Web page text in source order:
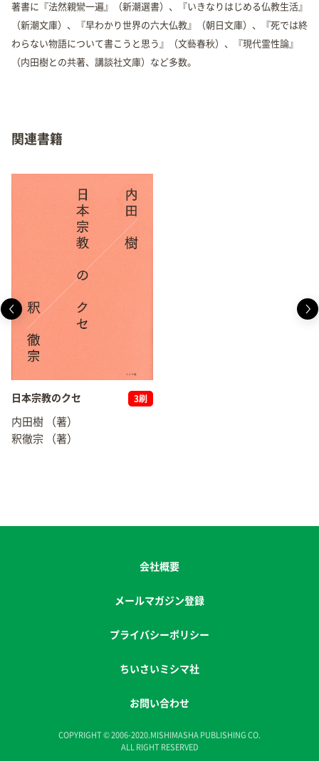
著書に『法然親鸞一遍』（新潮選書）、『いきなりはじめる仏教生活』
（新潮文庫）、『早わかり世界の六大仏教』（朝日文庫）、『死では終
わらない物語について書こうと思う』（文藝春秋）、『現代霊性論』
（内田樹との共著、講談社文庫）など多数。
関連書籍
日本宗教のクセ 3刷
内田樹
（著）
釈徹宗
（著）
会社概要
メールマガジン登録
プライバシーポリシー
ちいさいミシマ社
お問い合わせ
COPYRIGHT © 2006-2020.MISHIMASHA PUBLISHING CO.
ALL RIGHT RESERVED